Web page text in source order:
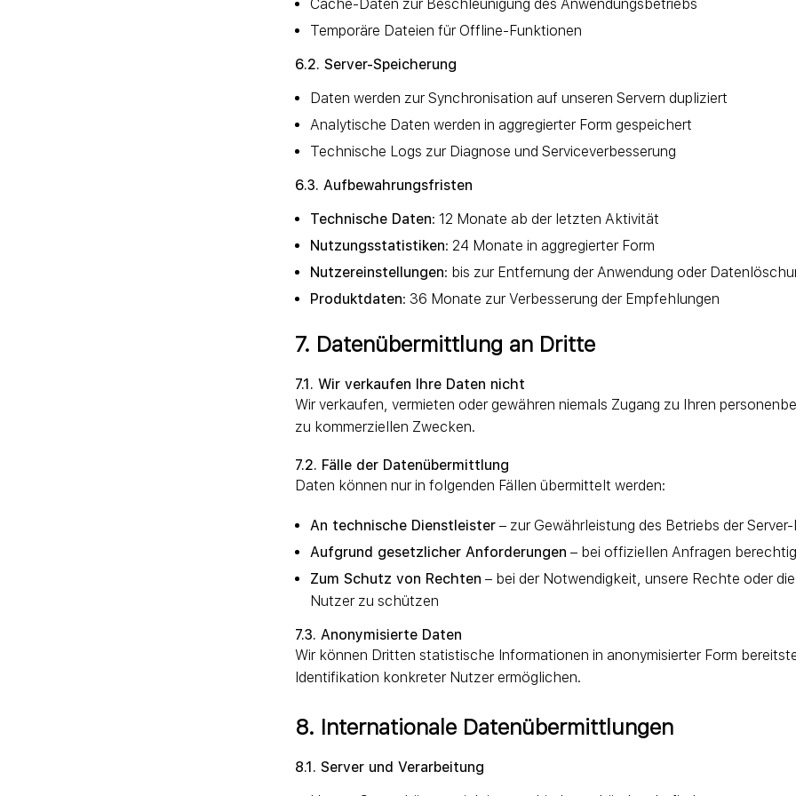
Cache-Daten zur Beschleunigung des Anwendungsbetriebs
Temporäre Dateien für Offline-Funktionen
6.2. Server-Speicherung
Daten werden zur Synchronisation auf unseren Servern dupliziert
Analytische Daten werden in aggregierter Form gespeichert
Technische Logs zur Diagnose und Serviceverbesserung
6.3. Aufbewahrungsfristen
Technische Daten: 12 Monate ab der letzten Aktivität
Nutzungsstatistiken: 24 Monate in aggregierter Form
Nutzereinstellungen: bis zur Entfernung der Anwendung oder
Produktdaten: 36 Monate zur Verbesserung der Empfehlungen
7. Datenübermittlung an Dritte
7.1. Wir verkaufen Ihre Daten nicht
Wir verkaufen, vermieten oder gewähren niemals Zugang zu Ihren
zu kommerziellen Zwecken.
7.2. Fälle der Datenübermittlung
Daten können nur in folgenden Fällen übermittelt werden:
An technische Dienstleister – zur Gewährleistung des Betriebs der
Aufgrund gesetzlicher Anforderungen – bei offiziellen Anfragen
Zum Schutz von Rechten – bei der Notwendigkeit, unsere Rechte oder
Nutzer zu schützen
7.3. Anonymisierte Daten
Wir können Dritten statistische Informationen in anonymisierter Form
Identifikation konkreter Nutzer ermöglichen.
8. Internationale Datenübermittlungen
8.1. Server und Verarbeitung